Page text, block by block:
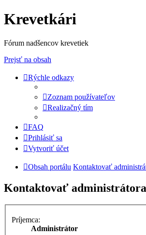
Krevetkári
Fórum nadšencov krevetiek
Prejsť na obsah
Rýchle odkazy
Zoznam používateľov
Realizačný tím
FAQ
Prihlásiť sa
Vytvoriť účet
Obsah portálu Kontaktovať
Kontaktovať
Príjemca:
Administrátor